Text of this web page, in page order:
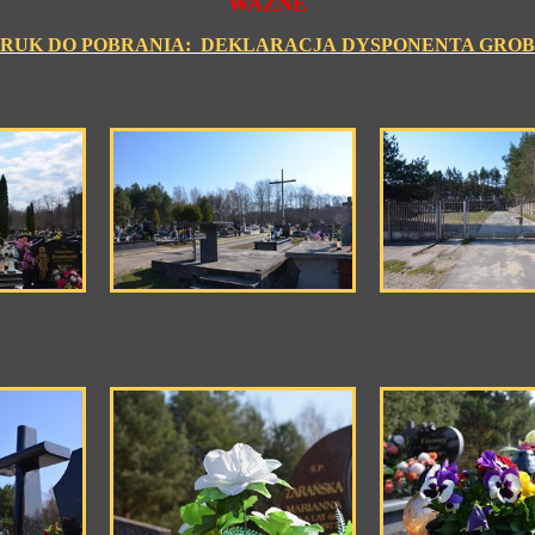
DO POBRANIA: DEKLARACJA DYSPONENTA